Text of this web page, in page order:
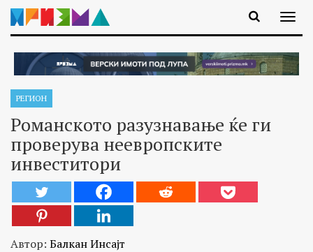
РЕГИОН
Романското разузнавање ќе ги
проверува неевропските
инвеститори
Автор: Балкан Инсајт